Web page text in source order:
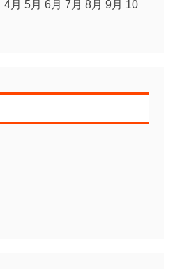
4月 5月 6月 7月 8月 9月 10